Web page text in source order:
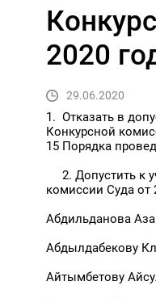
2020
29.06.2020
1. Отказать в
Конкурсной
15 Порядка
2. Допустить к
комиссии Суда от
Абдильданова
Абдылдабекову
Айтымбетову